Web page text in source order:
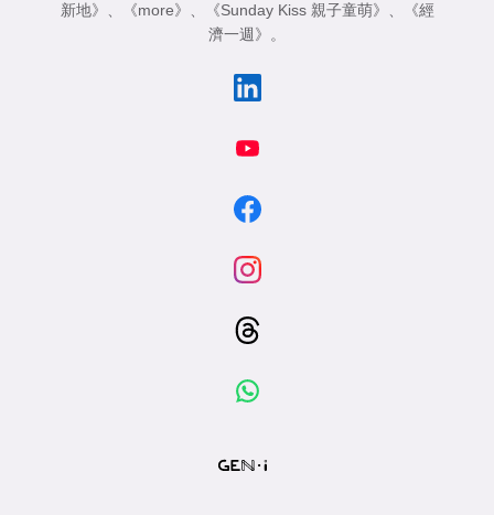
新地》
《more》 《Sunday Kiss 親子童萌》
《經
濟一週》
。